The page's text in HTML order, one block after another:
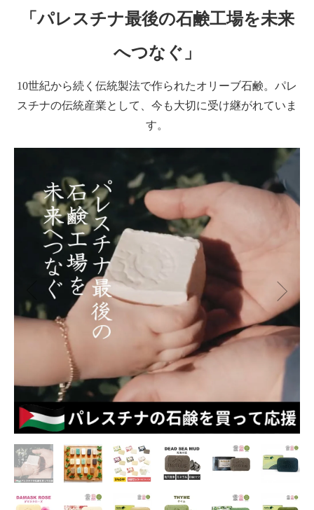
「パレスチナ最後の石鹸工場を未来
へつなぐ」
10世紀から続く伝統製法で作られたオリーブ石鹸。パレ
スチナの伝統産業として、今も大切に受け継がれていま
す。